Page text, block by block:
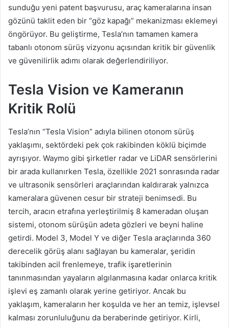
sunduğu yeni patent başvurusu, araç kameralarına insan
gözünü taklit eden bir “göz kapağı” mekanizması eklemeyi
öngörüyor. Bu geliştirme, Tesla’nın tamamen kamera
tabanlı otonom sürüş vizyonu açısından kritik bir güvenlik
ve güvenilirlik adımı olarak değerlendiriliyor.
Tesla Vision ve Kameranın
Kritik Rolü
Tesla’nın “Tesla Vision” adıyla bilinen otonom sürüş
yaklaşımı, sektördeki pek çok rakibinden köklü biçimde
ayrışıyor. Waymo gibi şirketler radar ve LiDAR sensörlerini
bir arada kullanırken Tesla, özellikle 2021 sonrasında radar
ve ultrasonik sensörleri araçlarından kaldırarak yalnızca
kameralara güvenen cesur bir strateji benimsedi. Bu
tercih, aracın etrafına yerleştirilmiş 8 kameradan oluşan
sistemi, otonom sürüşün adeta gözleri ve beyni haline
getirdi. Model 3, Model Y ve diğer Tesla araçlarında 360
derecelik görüş alanı sağlayan bu kameralar, şeridin
takibinden acil frenlemeye, trafik işaretlerinin
tanınmasından yayaların algılanmasına kadar onlarca kritik
işlevi eş zamanlı olarak yerine getiriyor. Ancak bu
yaklaşım, kameraların her koşulda ve her an temiz, işlevsel
kalması zorunluluğunu da beraberinde getiriyor. Kirli,